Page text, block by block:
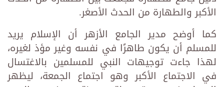
الأكبر والطهارة من الحدث الأصغر.
كما أوضح مدير الجامع الأزهر أن الإسلام يريد
للمسلم أن يكون طاهرًا في نفسه وغير مؤذ لغيره،
لهذا جاءت توجيهات النبي للمسلمين بالاغتسال
في الاجتماع الأكبر وهو اجتماع الجمعة، ليظهر